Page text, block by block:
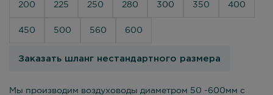
200 225 250 280 300 350 400
450 500 560 600
Заказать шланг нестандартного размера
Мы производим воздуховоды диаметром 50 -600мм с